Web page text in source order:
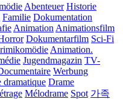
Abenteuer Historie
Familie Dokumentation
Animation Animationsfilm
Dokumentarfilm Sci-Fi
Animation.
Jugendmagazin TV-
Werbung
dramatique Drame
Mélodrame Spot 가족